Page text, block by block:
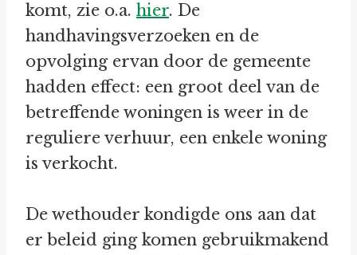
komt, zie o.a. hier. De
handhavingsverzoeken en de
opvolging ervan door de gemeente
hadden effect: een groot deel van de
betreffende woningen is weer in de
reguliere verhuur, een enkele woning
is verkocht.
De wethouder kondigde ons aan dat
er beleid ging komen gebruikmakend